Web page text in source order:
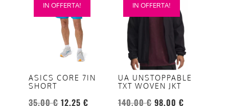
IN OFFERTA!
ASICS CORE 7IN
SHORT
35,00€ 12,25 €
prodotto
opzioni
possono
essere
IN OFFERTA!
UA UNSTOPPABLE
TXT WOVEN JKT
140,00€ 98,00 €
prodotto
più
varianti.
opzioni
possono
essere